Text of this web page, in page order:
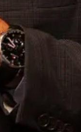
na satisfação
podem acessar essas